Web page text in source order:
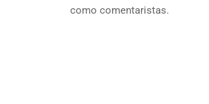
como comentaristas.